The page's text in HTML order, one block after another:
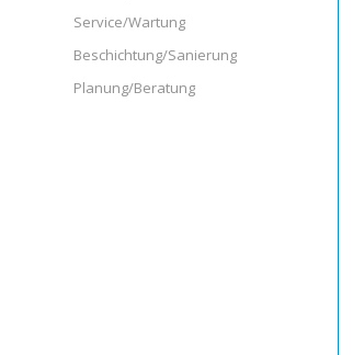
Service/Wartung
Beschichtung/Sanierung
Planung/Beratung